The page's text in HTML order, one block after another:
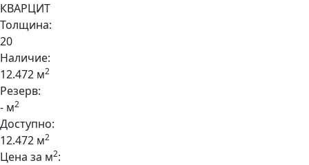
КВАРЦИТ
Толщина:
20
Наличие:
12.472 м2
Резерв:
- м2
Доступно:
12.472 м2
Цена за м2: